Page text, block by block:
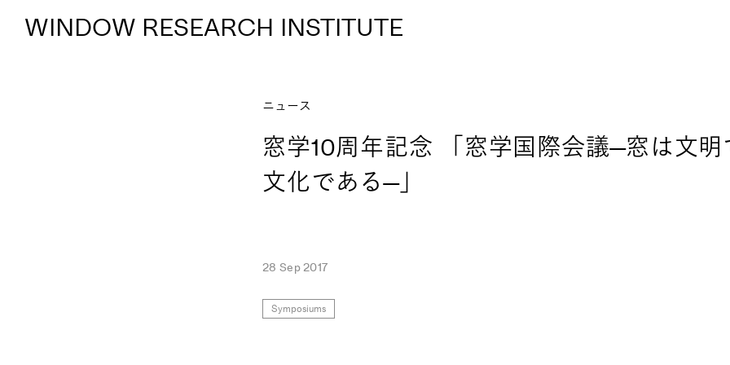
WINDOW RESEARCH INSTITUTE
ニュース
窓学10周年記念 「窓学国際会議―窓は文明
文化である―」
28 Sep 2017
Symposiums